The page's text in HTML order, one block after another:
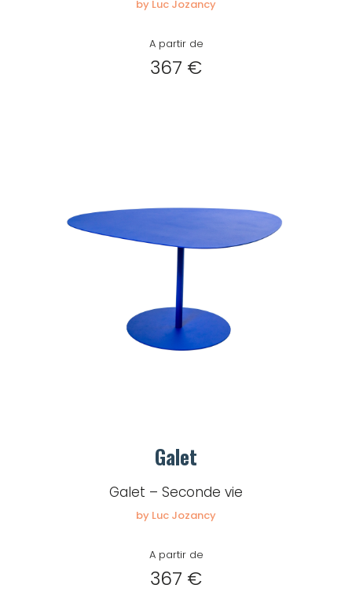
by Luc Jozancy
A partir de
367 €
Galet
Galet – Seconde vie
by Luc Jozancy
A partir de
367 €